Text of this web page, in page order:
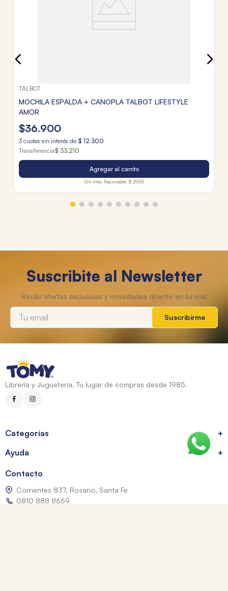
TALBOT
MOCHILA ESPALDA + CANOPLA TALBOT LIFESTYLE
AMOR
$36.900
3 cuotas sin interés de $ 12.300
Transferencia$ 33.210
Agregar al carrito
Sin Imp. Nacionales: $ 29.151
Suscribite al Newsletter
Suscribirme
Librería y Juguetería. Tu lugar de compras desde 1985.
Categorías
+
Ayuda
+
Contacto
Corrientes 837, Rosario, Santa Fe
0810 888 8669